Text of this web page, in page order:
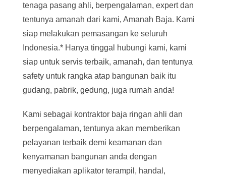
tenaga pasang ahli, berpengalaman, expert dan
tentunya amanah dari kami, Amanah Baja. Kami
siap melakukan pemasangan ke seluruh
Indonesia.* Hanya tinggal hubungi kami, kami
siap untuk servis terbaik, amanah, dan tentunya
safety untuk rangka atap bangunan baik itu
gudang, pabrik, gedung, juga rumah anda!
Kami sebagai kontraktor baja ringan ahli dan
berpengalaman, tentunya akan memberikan
pelayanan terbaik demi keamanan dan
kenyamanan bangunan anda dengan
menyediakan aplikator terampil, handal,